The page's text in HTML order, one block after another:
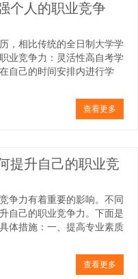
个人的职业竞争
，相比传统的全日制大学学
业竞争力：灵活性高自考学
自己的时间安排内进行学
查看更多
提升自己的职业竞
争力有着重要的影响。不同
自己的职业竞争力。下面是
体措施：一、提高专业素质
查看更多